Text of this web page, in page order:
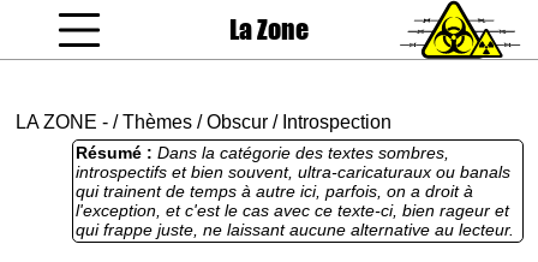
La Zone
LA ZONE - /Thèmes /Obscur / Introspection
Résumé : Dans la catégorie des textes sombres,
introspectifs et bien souvent, ultra-caricaturaux ou banals
qui trainent de temps à autre ici, parfois, on a droit à
l'exception, et c'est le cas avec ce texte-ci, bien rageur et
qui frappe juste, ne laissant aucune alternative au lecteur.